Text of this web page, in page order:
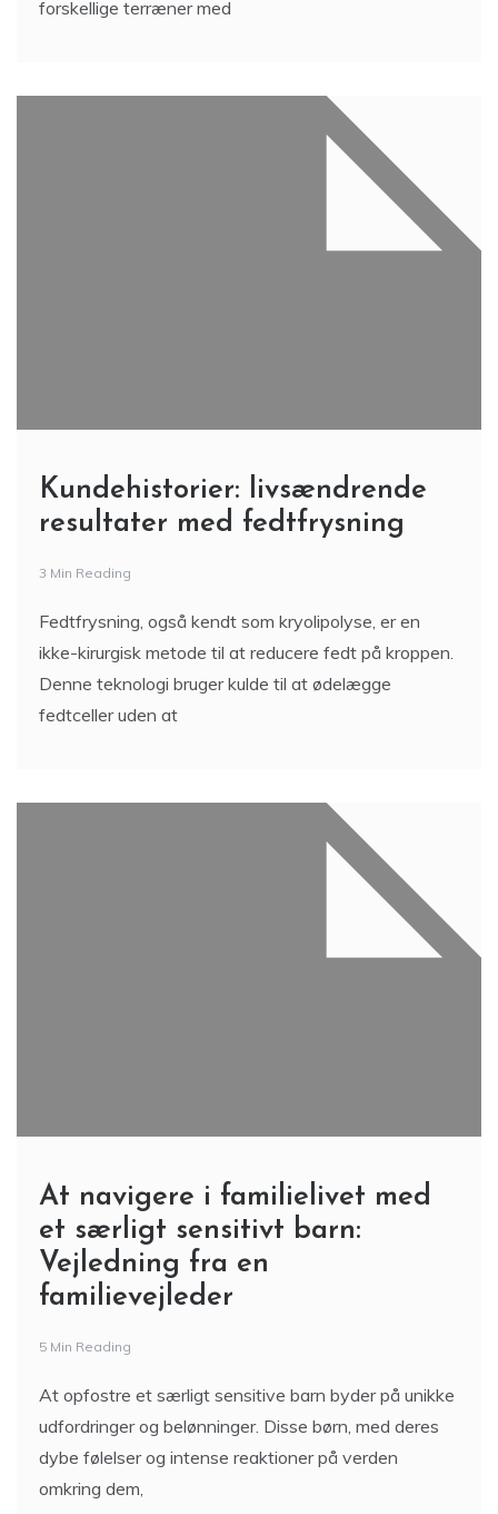
forskellige terræner med
Kundehistorier: livsændrende
resultater med fedtfrysning
3 Min Reading
Fedtfrysning, også kendt som kryolipolyse, er en
ikke-kirurgisk metode til at reducere fedt på kroppen.
Denne teknologi bruger kulde til at ødelægge
fedtceller uden at
At navigere i familielivet med
et særligt sensitivt barn:
Vejledning fra en
familievejleder
5 Min Reading
At opfostre et særligt sensitive barn byder på unikke
udfordringer og belønninger. Disse børn, med deres
dybe følelser og intense reaktioner på verden
omkring dem,